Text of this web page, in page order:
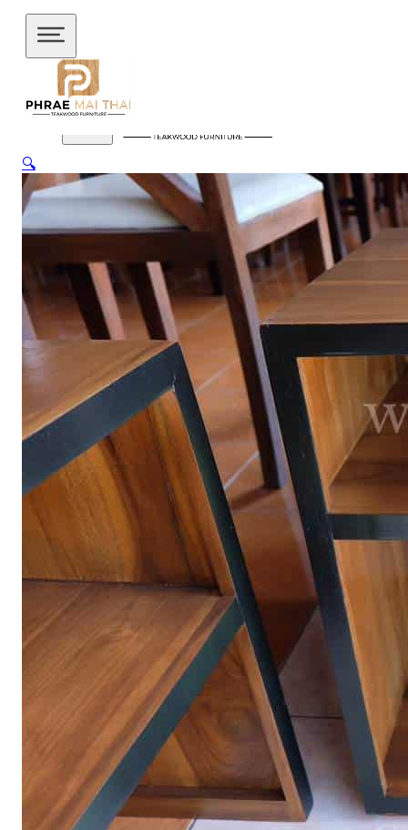
ข้ามไปยังเนื้อหาหลัก
สินค้าของเรา
อัปเดตล่าสุด
ชั้นวางทีวีชั้นวางทีวี ไม้สักโมเดิร์นชั้นวางทีวี ไม้สักมินิ
ชั้นวางของไม้สักชุดกาแฟขาเหล็ก ชุดนั่งระเบียงชุด
รับแขกชุดโต๊ะไม้แท้ชุดโต๊ะไม้สัก โมเดิร์น ชุดโต๊ะไม้สัก มิ
นิมอลชุดโต๊ะบาร์ชุดโต๊ะอาหาร ตู้เสื้อผ้า
ตู้เสื้อผ้า โมเดิร์น
ตู้รองเท้าตู้หนังสือ / ชั้นวางหนังสือ ตู้หัวเตียง ตู้โชว์
ตู้โชว์
ไม้สัก โมเดิร์น
ประตู ประตูไม้สัก โมเดิร์น
ประตูนิรภัยคู่ชอง
แสงประตูบานคู่ ประตูบานเฟี้ยมภาพแกะสลักม้านั่งยาว
หน้าต่าง ห้องชุด เก้าอี้ เก้าอี้ไม้สัก โมเดิร์นเก้าอี้ไม้สัก มินิ
มอล เตียงเตียงไม้สัก โมเดิร์นเตียงไม้สัก มินิมอล
โซฟาไม้สัก โมเดิร์น โต๊ะไม้สัก โต๊ะกลางโซฟา
โต๊ะทำงาน
โต๊ะทํางานไม้สัก โมเดิร์น โต๊ะทำงานไม้สัก มินิมอลโต๊ะ
ประชุม
โต๊ะวางของ โต๊ะหมู่บูชาโต๊ะอาหาร
โต๊ะกินข้าวไม้สัก
กลมโต๊ะกินข้าวไม้สัก โมเดิร์นโต๊ะกินข้าวไม้สัก มินิมอล
โต๊ะเครื่อง(แป้ง)ไม้แปรรูป อื่นๆสินค้าทั้งหมด (ALL
PRODUCT)
เกี่ยวกับเรา (ABOUT US)
ประวัติแพร่ไม้ไทย (COMPANY BACKGROUND)
ลูกค้าและพาร์ทเนอร์ (OUR CUSTOMERS)
โรงงานแพร่ไม้ไทย (FACTORY)
ผลงาน (ACHIVEMENT)
รีวิวลูกค้า (REVIEW)
ข่าวสารและบทความ (ARTICLE)
ติดต่อเรา (CONTACT)
คำถามที่พบบ่อย (FAQ)
🔍